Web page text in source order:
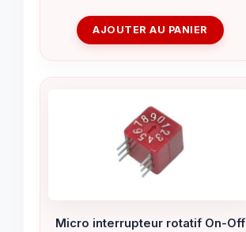
AJOUTER AU PANIER
Micro interrupteur rotatif On-Off